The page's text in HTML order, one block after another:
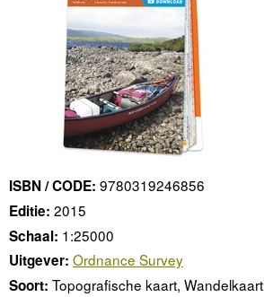
ISBN / CODE: 9780319246856
Editie: 2015
Schaal: 1:25000
Uitgever: Ordnance Survey
Soort: Topografische kaart, Wandelkaart